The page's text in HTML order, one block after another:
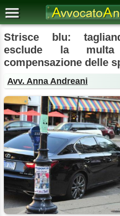
Strisce blu:
esclude la
compensazione delle
Avv. Anna Andreani